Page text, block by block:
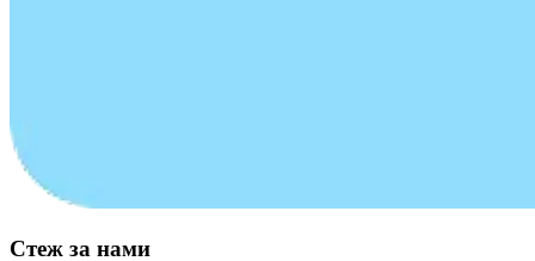
Стеж за нами